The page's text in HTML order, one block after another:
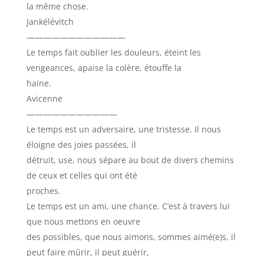
la même chose.
Jankélévitch
————————————
Le temps fait oublier les douleurs, éteint les
vengeances, apaise la colère, étouffe la
haine.
Avicenne
———————————
Le temps est un adversaire, une tristesse. Il nous
éloigne des joies passées, il
détruit, use, nous sépare au bout de divers chemins
de ceux et celles qui ont été
proches.
Le temps est un ami, une chance. C’est à travers lui
que nous mettons en oeuvre
des possibles, que nous aimons, sommes aimé(e)s, il
peut faire mûrir, il peut guérir,